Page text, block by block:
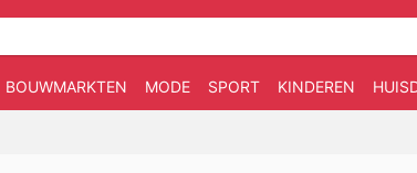
BOUWMARKTEN MODE SPORT KINDEREN